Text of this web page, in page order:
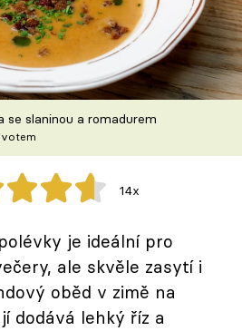
slaninou a romadurem
14x
je ideální pro
ale skvěle zasytí i
oběd v zimě na
dodává lehký říz a